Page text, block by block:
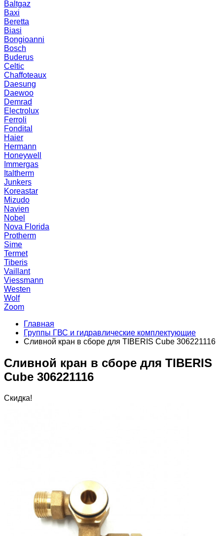
Baltgaz
Baxi
Beretta
Biasi
Bongioanni
Bosch
Buderus
Celtic
Chaffoteaux
Daesung
Daewoo
Demrad
Electrolux
Ferroli
Fondital
Haier
Hermann
Honeywell
Immergas
Italtherm
Junkers
Koreastar
Mizudо
Navien
Nobel
Nova Florida
Protherm
Sime
Termet
Tiberis
Vaillant
Viessmann
Westen
Wolf
Zoom
Главная
Группы ГВС и гидравлические комплектующие
Сливной кран в сборе для TIBERIS Cube 306221116
Сливной кран в сборе для TIBERIS
Cube 306221116
Скидка!